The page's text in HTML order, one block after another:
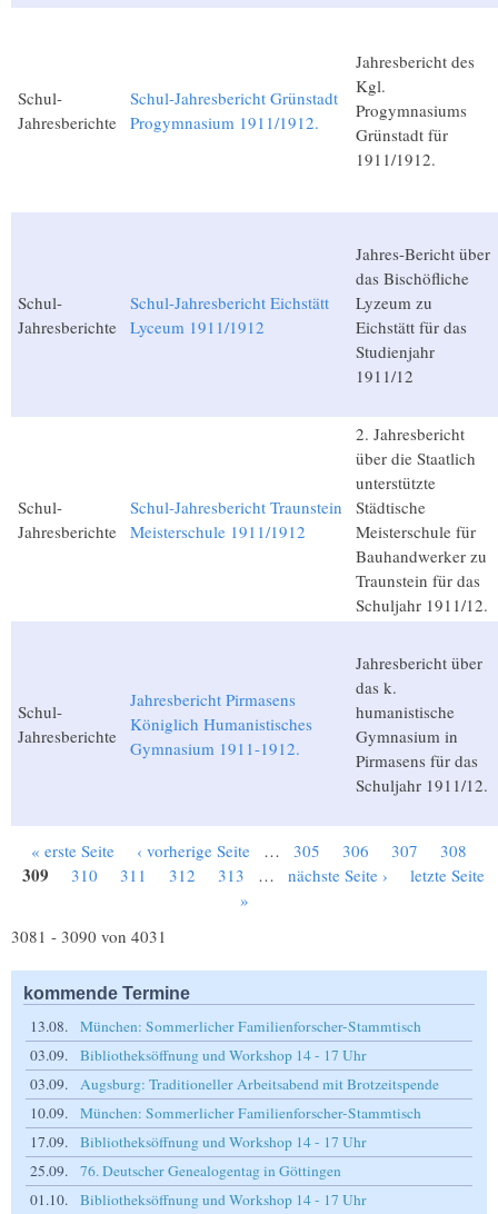
Schul-
Jahresberichte
Schul-Jahresbericht Grünstadt
Progymnasium 1911/1912.
Jahresbericht des
Kgl.
Progymnasiums
Grünstadt für
1911/1912.
Schul-
Jahresberichte
Schul-Jahresbericht Eichstätt
Lyceum 1911/1912
Jahres-Bericht über
das Bischöfliche
Lyzeum zu
Eichstätt für das
Studienjahr
1911/12
Schul-
Jahresberichte
Schul-Jahresbericht Traunstein
Meisterschule 1911/1912
2. Jahresbericht
über die Staatlich
unterstützte
Städtische
Meisterschule für
Bauhandwerker zu
Traunstein für das
Schuljahr 1911/12.
Schul-
Jahresberichte
Jahresbericht Pirmasens
Königlich Humanistisches
Gymnasium 1911-1912.
Jahresbericht über
das k.
humanistische
Gymnasium in
Pirmasens für das
Schuljahr 1911/12.
Seiten
« erste Seite ‹ vorherige Seite … 305 306 307 308
309 310 311 312 313 … nächste Seite ›
letzte Seite
»
3081 - 3090 von 4031
kommende Termine
13.08.
München: Sommerlicher Familienforscher-Stammtisch
03.09.
Bibliotheksöffnung und Workshop 14 - 17 Uhr
03.09.
Augsburg: Traditioneller Arbeitsabend mit Brotzeitspende
10.09.
München: Sommerlicher Familienforscher-Stammtisch
17.09.
Bibliotheksöffnung und Workshop 14 - 17 Uhr
25.09.
76. Deutscher Genealogentag in Göttingen
01.10.
Bibliotheksöffnung und Workshop 14 - 17 Uhr